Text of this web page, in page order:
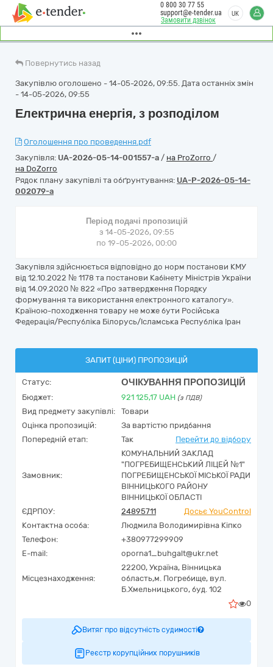
Замовити дзвінок
0 800 30 77 55
support@e-tender.ua
UK
Повернутись назад
Закупівлю оголошено - 14-05-2026, 09:55. Дата останніх змін
- 14-05-2026, 09:55
Електрична енергія, з розподілом
Оголошення про проведення.pdf
Закупівля: UA-2026-05-14-001557-a / на ProZorro /
на DoZorro
Рядок плану закупівлі та обґрунтування: UA-P-2026-05-14-
002079-a
Період подачі пропозицій
з 14-05-2026, 09:55
по 19-05-2026, 00:00
Закупівля здійснюється відповідно до норм постанови КМУ
від 12.10.2022 № 1178 та постанови Кабінету Міністрів України
від 14.09.2020 № 822 «Про затвердження Порядку
формування та використання електронного каталогу».
Країною-походження товару не може бути Російська
Федерація/Республіка Білорусь/Ісламська Республіка Іран
ЗАПИТ (ЦІНИ) ПРОПОЗИЦІЙ
Статус: ОЧІКУВАННЯ ПРОПОЗИЦІЙ
Бюджет: 921 125,17 UAH (з ПДВ)
Вид предмету закупівлі:
Товари
Оцінка пропозицій:
За вартістю придбання
Попередній етап:
Так Перейти до відбору
Замовник:
КОМУНАЛЬНИЙ ЗАКЛАД
"ПОГРЕБИЩЕНСЬКИЙ ЛІЦЕЙ №1"
ПОГРЕБИЩЕНСЬКОЇ МІСЬКОЇ РАДИ
ВІННИЦЬКОГО РАЙОНУ
ВІННИЦЬКОЇ ОБЛАСТІ
ЄДРПОУ:
24895711
Досьє YouControl
Контактна особа:
Людмила Володимирівна Кіпко
Телефон:
+380977299909
E-mail:
oporna1_buhgalt@ukr.net
Місцезнаходження:
22200, Україна, Вінницька
область,м. Погребище, вул.
Б.Хмельницького, буд. 102
0
Витяг про відсутність судимості
Реєстр корупційних порушників